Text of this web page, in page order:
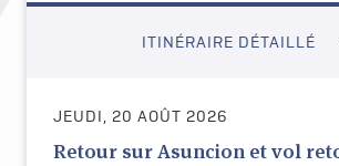
ITINÉRAIRE DÉTAILLÉ
JEUDI, 20 AOÛT 2026
Retour sur Asuncion et vol